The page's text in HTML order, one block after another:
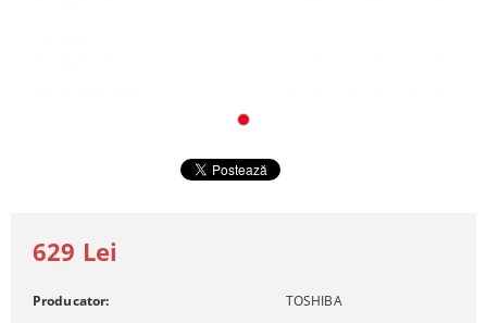
629 Lei
Producator: TOSHIBA